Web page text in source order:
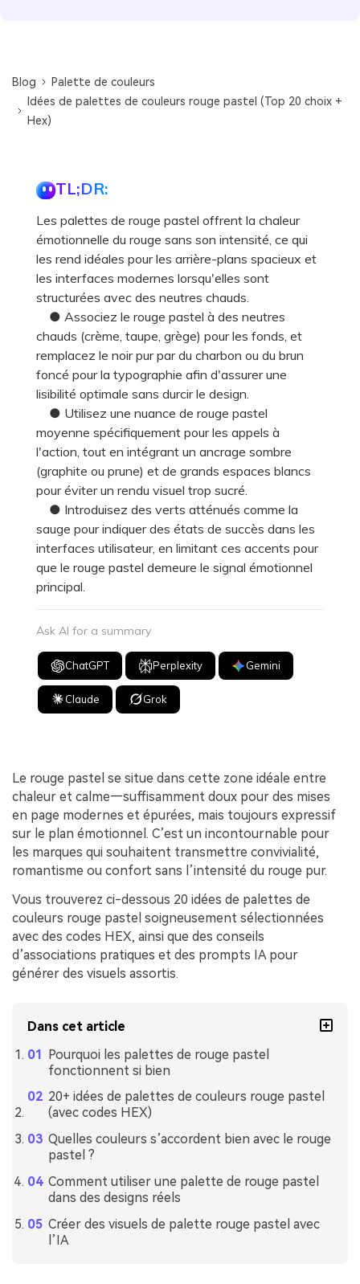
Blog
Palette de couleurs
Idées de palettes de couleurs rouge pastel (Top 20 choix +
Hex)
TL;DR:
Les palettes de rouge pastel offrent la chaleur
émotionnelle du rouge sans son intensité, ce qui
les rend idéales pour les arrière-plans spacieux et
les interfaces modernes lorsqu'elles sont
structurées avec des neutres chauds.
● Associez le rouge pastel à des neutres
chauds (crème, taupe, grège) pour les fonds, et
remplacez le noir pur par du charbon ou du brun
foncé pour la typographie afin d'assurer une
lisibilité optimale sans durcir le design.
● Utilisez une nuance de rouge pastel
moyenne spécifiquement pour les appels à
l'action, tout en intégrant un ancrage sombre
(graphite ou prune) et de grands espaces blancs
pour éviter un rendu visuel trop sucré.
● Introduisez des verts atténués comme la
sauge pour indiquer des états de succès dans les
interfaces utilisateur, en limitant ces accents pour
que le rouge pastel demeure le signal émotionnel
principal.
Ask AI for a summary
ChatGPT Perplexity Gemini
Claude Grok
Le rouge pastel se situe dans cette zone idéale entre
chaleur et calme—suffisamment doux pour des mises
en page modernes et épurées, mais toujours expressif
sur le plan émotionnel. C’est un incontournable pour
les marques qui souhaitent transmettre convivialité,
romantisme ou confort sans l’intensité du rouge pur.
Vous trouverez ci-dessous 20 idées de palettes de
couleurs rouge pastel soigneusement sélectionnées
avec des codes HEX, ainsi que des conseils
d’associations pratiques et des prompts IA pour
générer des visuels assortis.
Dans cet article
Pourquoi les palettes de rouge pastel
fonctionnent si bien
20+ idées de palettes de couleurs rouge pastel
(avec codes HEX)
Quelles couleurs s’accordent bien avec le rouge
pastel ?
Comment utiliser une palette de rouge pastel
dans des designs réels
Créer des visuels de palette rouge pastel avec
l’IA